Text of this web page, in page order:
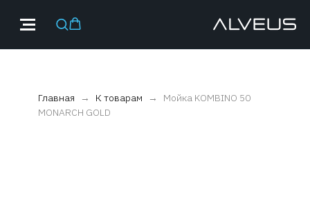
Главная К товарам
Мойка KOMBINO 50
MONARCH GOLD